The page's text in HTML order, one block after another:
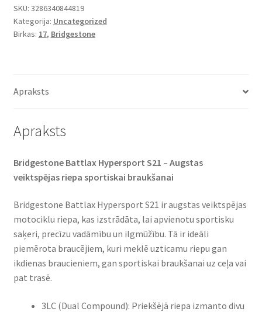
ZR
17
(75W)
SKU: 3286340844819
Kategorija: Uncategorized
Birkas: 17, Bridgestone
Apraksts
Apraksts
Bridgestone Battlax Hypersport S21 – Augstas
veiktspējas riepa sportiskai braukšanai
Bridgestone Battlax Hypersport S21 ir augstas veiktspējas
motociklu riepa, kas izstrādāta, lai apvienotu sportisku
saķeri, precīzu vadāmību un ilgmūžību. Tā ir ideāli
piemērota braucējiem, kuri meklē uzticamu riepu gan
ikdienas braucieniem, gan sportiskai braukšanai uz ceļa vai
pat trasē.
3LC (Dual Compound): Priekšējā riepa izmanto divu